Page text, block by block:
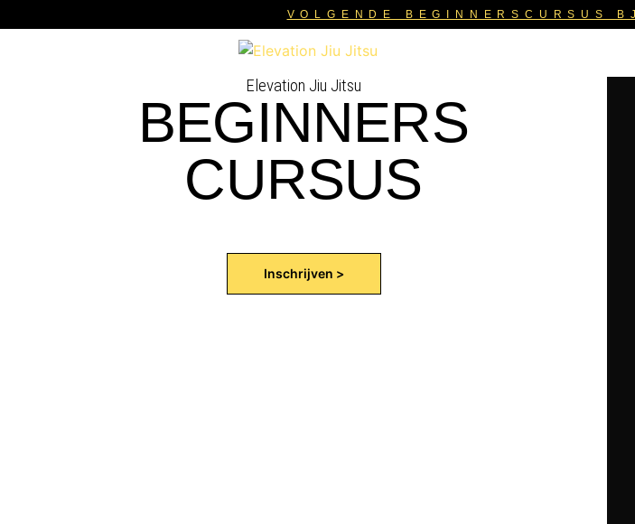
VOLGENDE BEGINNERSCURSUS
Elevation Jiu Jitsu
BEGINNERS
CURSUS
Inschrijven >